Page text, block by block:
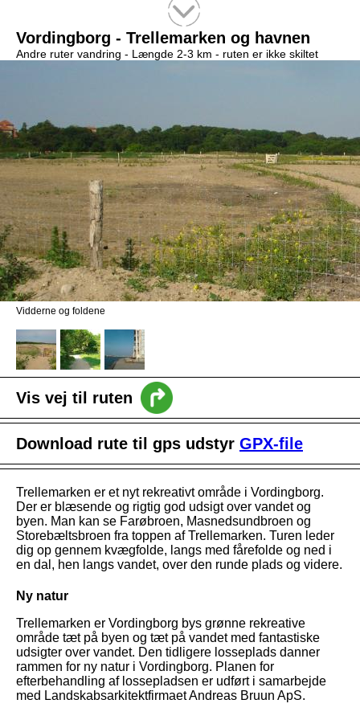
intro
Nyheder
Vejledning
Vordingborg - Trellemarken og havnen
Andre ruter vandring - Længde 2-3 km - ruten er ikke skiltet
Vidderne og foldene
Vis vej til ruten
Download rute til gps udstyr GPX-file
Trellemarken er et nyt rekreativt område i Vordingborg.
Der er blæsende og rigtig god udsigt over vandet og
byen. Man kan se Farøbroen, Masnedsundbroen og
Storebæltsbroen fra toppen af Trellemarken. Turen leder
dig op gennem kvægfolde, langs med fårefolde og ned i
en dal, hen langs vandet, over den runde plads og videre.
Ny natur
Trellemarken er Vordingborg bys grønne rekreative
område tæt på byen og tæt på vandet med fantastiske
udsigter over vandet. Den tidligere losseplads danner
rammen for ny natur i Vordingborg. Planen for
efterbehandling af lossepladsen er udført i samarbejde
med Landskabsarkitektfirmaet Andreas Bruun ApS.